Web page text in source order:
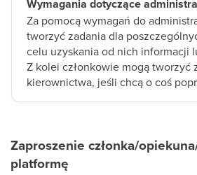
Wymagania dotyczące
Za pomocą wymagań do
tworzyć zadania dla
celu uzyskania od nich informacji
Z kolei członkowie mogą tworzyć
kierownictwa, jeśli chcą o coś
Zaproszenie członka/
platformę